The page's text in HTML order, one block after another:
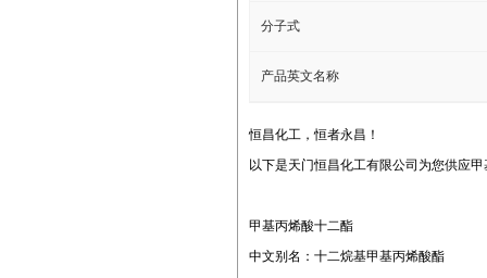
分子式
产品英文名称
恒昌化工，恒者永昌！
以下是天门恒昌化工有限公司为您供应
甲基丙烯酸十二酯
中文别名：十二烷基甲基丙烯酸酯